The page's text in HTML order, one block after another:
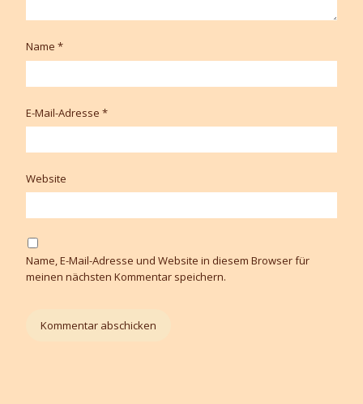
Name *
E-Mail-Adresse *
Website
Name, E-Mail-Adresse und Website in diesem Browser für
meinen nächsten Kommentar speichern.